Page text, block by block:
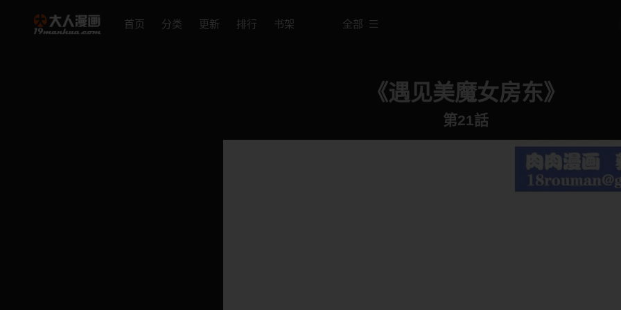
首页 分类 更新 排行 书架 全部
《遇见美魔女房东》
第21話